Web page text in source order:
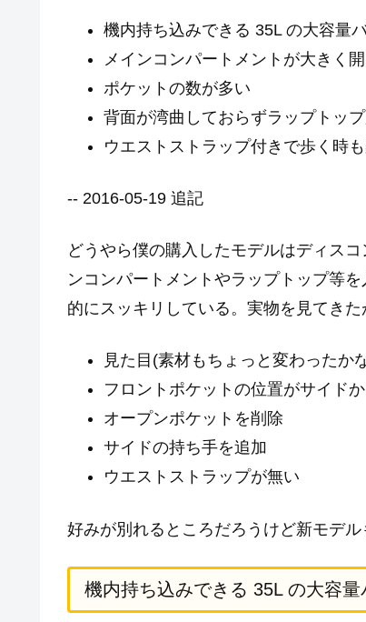
機内持ち込みできる 35L の大容量
メインコンパートメントが大きく
ポケットの数が多い
背面が湾曲しておらずラップトッ
ウエストストラップ付きで歩く時
-- 2016-05-19 追記
どうやら僕の購入したモデルはディス
ンコンパートメントやラップトップ等
的にスッキリしている。実物を見てき
見た目(素材もちょっと変わったか
フロントポケットの位置がサイド
オープンポケットを削除
サイドの持ち手を追加
ウエストストラップが無い
好みが別れるところだろうけど新モデル
機内持ち込みできる 35L の大容量